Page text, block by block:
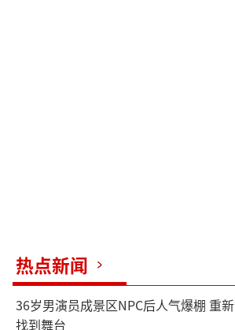
热点新闻
36岁男演员成景区NPC后人气爆棚 重新
找到舞台